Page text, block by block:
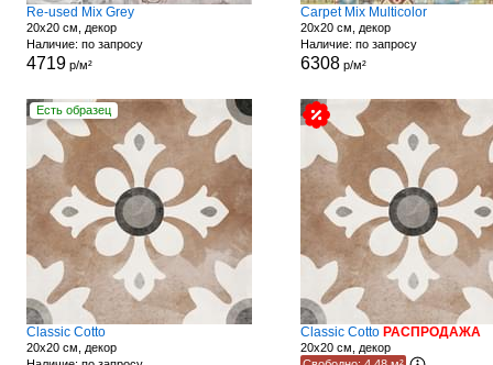
Re-used Mix Grey
20x20 см, декор
Наличие: по запросу
4719р/м²
Carpet Mix Multicolor
20x20 см, декор
Наличие: по запросу
6308р/м²
Есть образец
Classic Cotto
20x20 см, декор
Classic Cotto РАСПРОДАЖА
20x20 см, декор